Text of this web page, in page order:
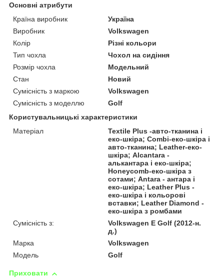
Основні атрибути
Країна виробник
Україна
Виробник
Volkswagen
Колір
Різні кольори
Тип чохла
Чохол на сидіння
Розмір чохла
Модельний
Стан
Новий
Сумісність з маркою
Volkswagen
Сумісність з моделлю
Golf
Користувальницькі характеристики
Матеріал
Textile Plus -авто-тканина і
еко-шкіра; Combi-еко-шкіра і
авто-тканина; Leather-еко-
шкіра; Alcantara -
алькантара і еко-шкіра;
Honeycomb-еко-шкіра з
сотами; Antara - антара і
еко-шкіра; Leather Plus -
еко-шкіра і кольорові
вставки; Leather Diamond -
еко-шкіра з ромбами
Сумісність з:
Volkswagen E Golf (2012-н.
д.)
Марка
Volkswagen
Модель
Golf
Приховати